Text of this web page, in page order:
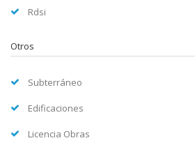
Rdsi
Otros
Subterráneo
Edificaciones
Licencia Obras